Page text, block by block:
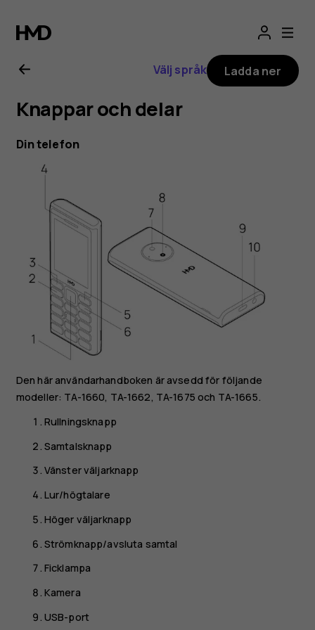
HMD
110
4G
Välj språk Ladda ner
Knappar och delar
Din telefon
Den här användarhandboken är avsedd för följande
modeller: TA-1660, TA-1662, TA-1675 och TA-1665.
Rullningsknapp
Samtalsknapp
Vänster väljarknapp
Lur/högtalare
Höger väljarknapp
Strömknapp/avsluta samtal
Ficklampa
Kamera
USB-port